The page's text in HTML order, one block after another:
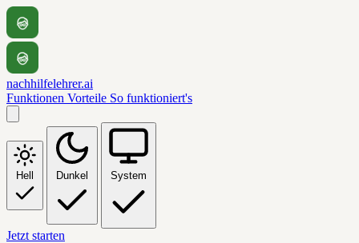
nachhilfelehrer.ai
Funktionen Vorteile So funktioniert's
Hell Dunkel System
Jetzt starten